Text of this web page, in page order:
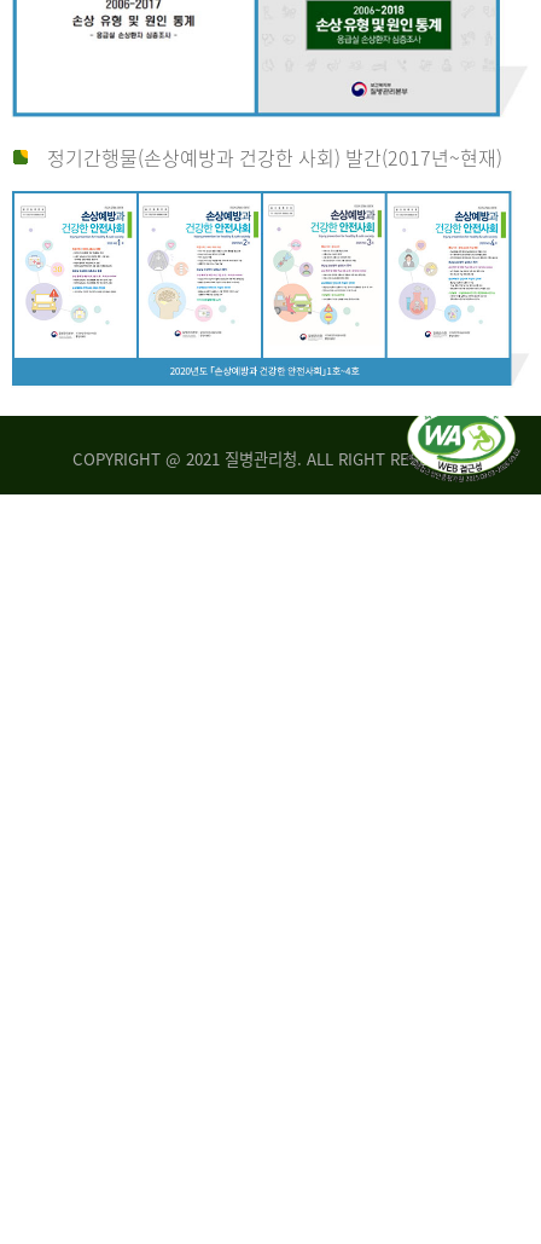
정기간행물(손상예방과 건강한 사회) 발간(2017년~현재)
COPYRIGHT @ 2021 질병관리청. ALL RIGHT RESERVED